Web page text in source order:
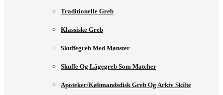
Traditionelle Greb
Klassiske Greb
Skuffegreb Med Mønster
Skuffe Og Lågegreb Som Matcher
Apoteker/købmandsdisk Greb Og Arkiv Skilte